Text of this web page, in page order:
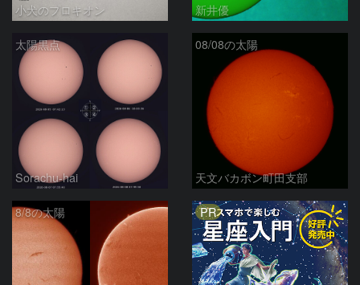
小犬のプロキオン 新井優
太陽黒点
Sorachu-hai
08/08の太陽
天文バカボン町田支部
8/8の太陽 PR